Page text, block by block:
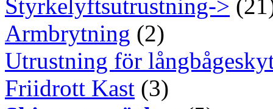
Styrkelyftsutrustning->
Armbrytning (2)
Utrustning för
Friidrott Kast (3)